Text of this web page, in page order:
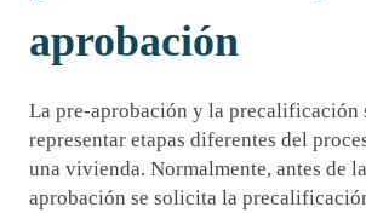
aprobación
La pre-aprobación y la precalificación
representar etapas diferentes del
una vivienda. Normalmente, antes de
aprobación se solicita la